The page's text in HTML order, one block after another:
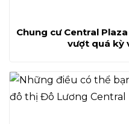
Chung cư Central
vượt quá kỳ